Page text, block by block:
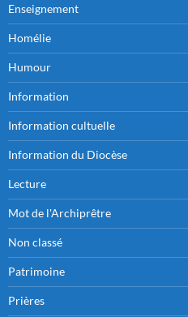
Enseignement
Homélie
Humour
Information
Information cultuelle
Information du Diocèse
Lecture
Mot de l'Archiprêtre
Non classé
Patrimoine
Prières